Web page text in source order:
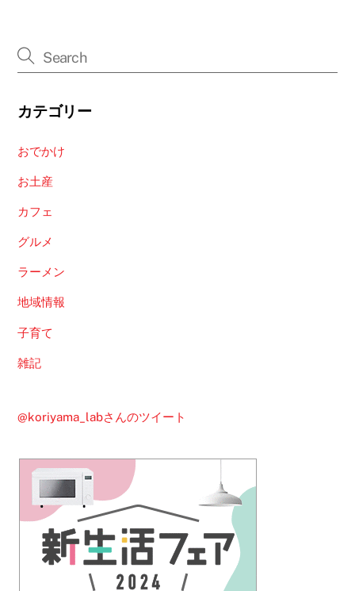
カテゴリー
おでかけ
お土産
カフェ
グルメ
ラーメン
地域情報
子育て
雑記
@koriyama_labさんのツイート